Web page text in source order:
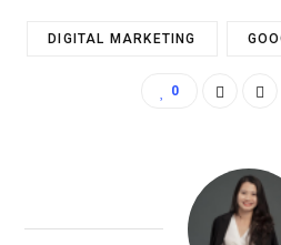
DIGITAL MARKETING
0